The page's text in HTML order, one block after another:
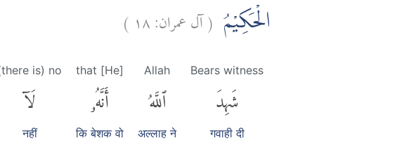
الْحَكِيْمُ (آل عمران:١٨ )
Bears witness
شَهِدَ
गवाही दी
Allah
ٱللَّهُ
अल्लाह ने
that [He]
أَنَّهُۥ
कि बेशक वो
is) no
لَآ
नहीं